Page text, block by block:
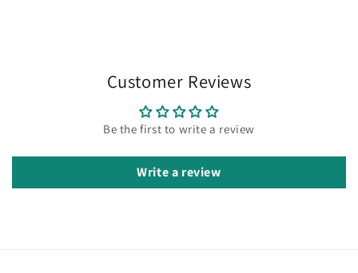
Customer Reviews
Be the first to write a review
Write a review